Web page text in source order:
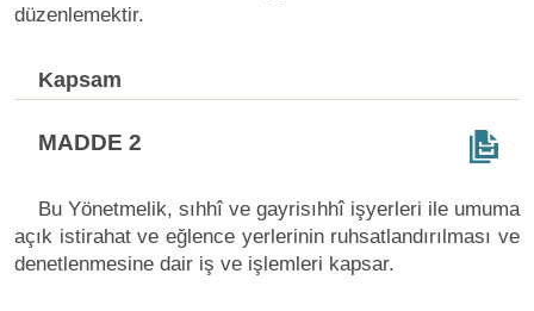
düzenlemektir.
Kapsam
MADDE 2
Bu Yönetmelik, sıhhî ve gayrisıhhî işyerleri ile umuma
açık istirahat ve eğlence yerlerinin ruhsatlandırılması ve
denetlenmesine dair iş ve işlemleri kapsar.